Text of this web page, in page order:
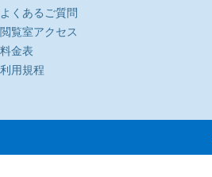
よくあるご質問
閲覧室アクセス
料金表
利用規程